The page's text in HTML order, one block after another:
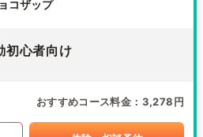
コザップ
初心者向け
おすすめコース料金 3,278円